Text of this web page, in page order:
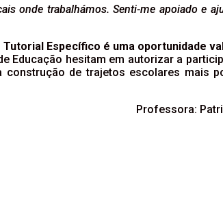
onde trabalhámos. Senti-me apoiado e
Tutorial Específico é uma oportunidade
Educação hesitam em autorizar a
construção de trajetos escolares mais
Professora: